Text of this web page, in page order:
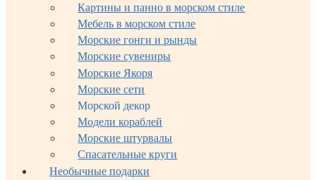
Картины и панно в морском стиле
Мебель в морском стиле
Морские гонги и рынды
Морские сувениры
Морские Якоря
Морские сети
Морской декор
Модели кораблей
Морские штурвалы
Спасательные круги
Необычные подарки